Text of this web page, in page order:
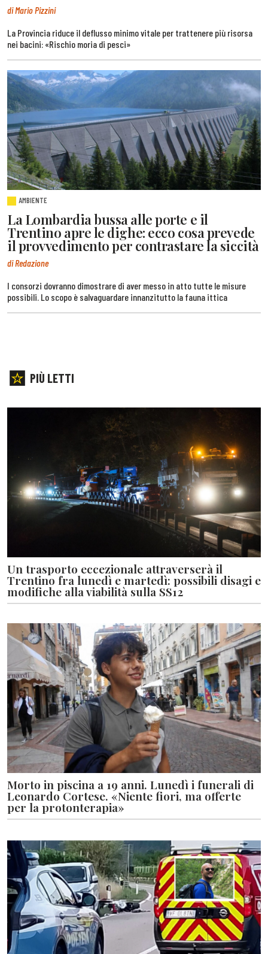
di Mario Pizzini
La Provincia riduce il deflusso minimo vitale per trattenere più risorsa
nei bacini: «Rischio moria di pesci»
AMBIENTE
La Lombardia bussa alle porte e il
Trentino apre le dighe: ecco cosa prevede
il provvedimento per contrastare la siccità
di Redazione
I consorzi dovranno dimostrare di aver messo in atto tutte le misure
possibili. Lo scopo è salvaguardare innanzitutto la fauna ittica
PIÙ LETTI
Un trasporto eccezionale attraverserà il
Trentino fra lunedì e martedì: possibili disagi e
modifiche alla viabilità sulla SS12
Morto in piscina a 19 anni. Lunedì i funerali di
Leonardo Cortese. «Niente fiori, ma offerte
per la protonterapia»